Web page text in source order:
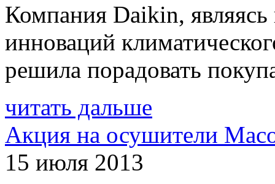
Компания Daikin,
инноваций
решила порадовать
читать дальше
Акция на осушители
15 июля 2013